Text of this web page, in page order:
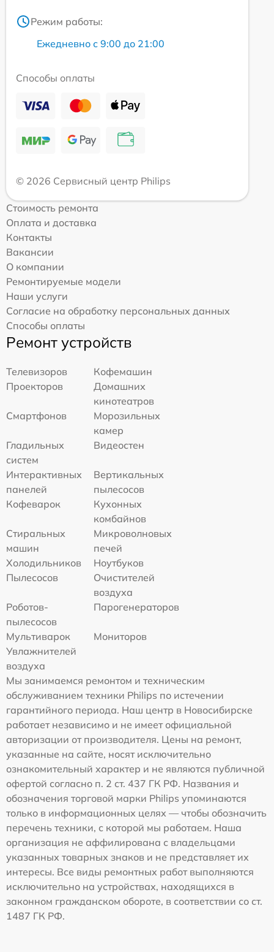
Режим работы:
Ежедневно с 9:00 до 21:00
Способы оплаты
© 2026 Сервисный центр Philips
Стоимость ремонта
Оплата и доставка
Контакты
Вакансии
О компании
Ремонтируемые модели
Наши услуги
Согласие на обработку персональных данных
Способы оплаты
Ремонт устройств
Телевизоров
Кофемашин
Проекторов
Домашних
кинотеатров
Смартфонов
Морозильных
камер
Гладильных
систем
Видеостен
Интерактивных
панелей
Вертикальных
пылесосов
Кофеварок
Кухонных
комбайнов
Стиральных
машин
Микроволновых
печей
Холодильников
Ноутбуков
Пылесосов
Очистителей
воздуха
Роботов-
пылесосов
Парогенераторов
Мультиварок
Мониторов
Увлажнителей
воздуха
Мы занимаемся ремонтом и техническим
обслуживанием техники Philips по истечении
гарантийного периода. Наш центр в Новосибирске
работает независимо и не имеет официальной
авторизации от производителя. Цены на ремонт,
указанные на сайте, носят исключительно
ознакомительный характер и не являются публичной
офертой согласно п. 2 ст. 437 ГК РФ. Названия и
обозначения торговой марки Philips упоминаются
только в информационных целях — чтобы обозначить
перечень техники, с которой мы работаем. Наша
организация не аффилирована с владельцами
указанных товарных знаков и не представляет их
интересы. Все виды ремонтных работ выполняются
исключительно на устройствах, находящихся в
законном гражданском обороте, в соответствии со ст.
1487 ГК РФ.